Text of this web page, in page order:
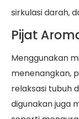
sirkulasi darah,
Pijat
Menggunakan
menenangkan,
relaksasi tubuh
digunakan juga